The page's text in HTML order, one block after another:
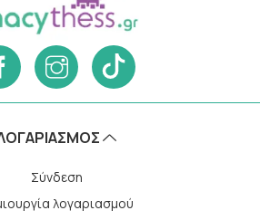
Σύνδεση
λογαριασμού